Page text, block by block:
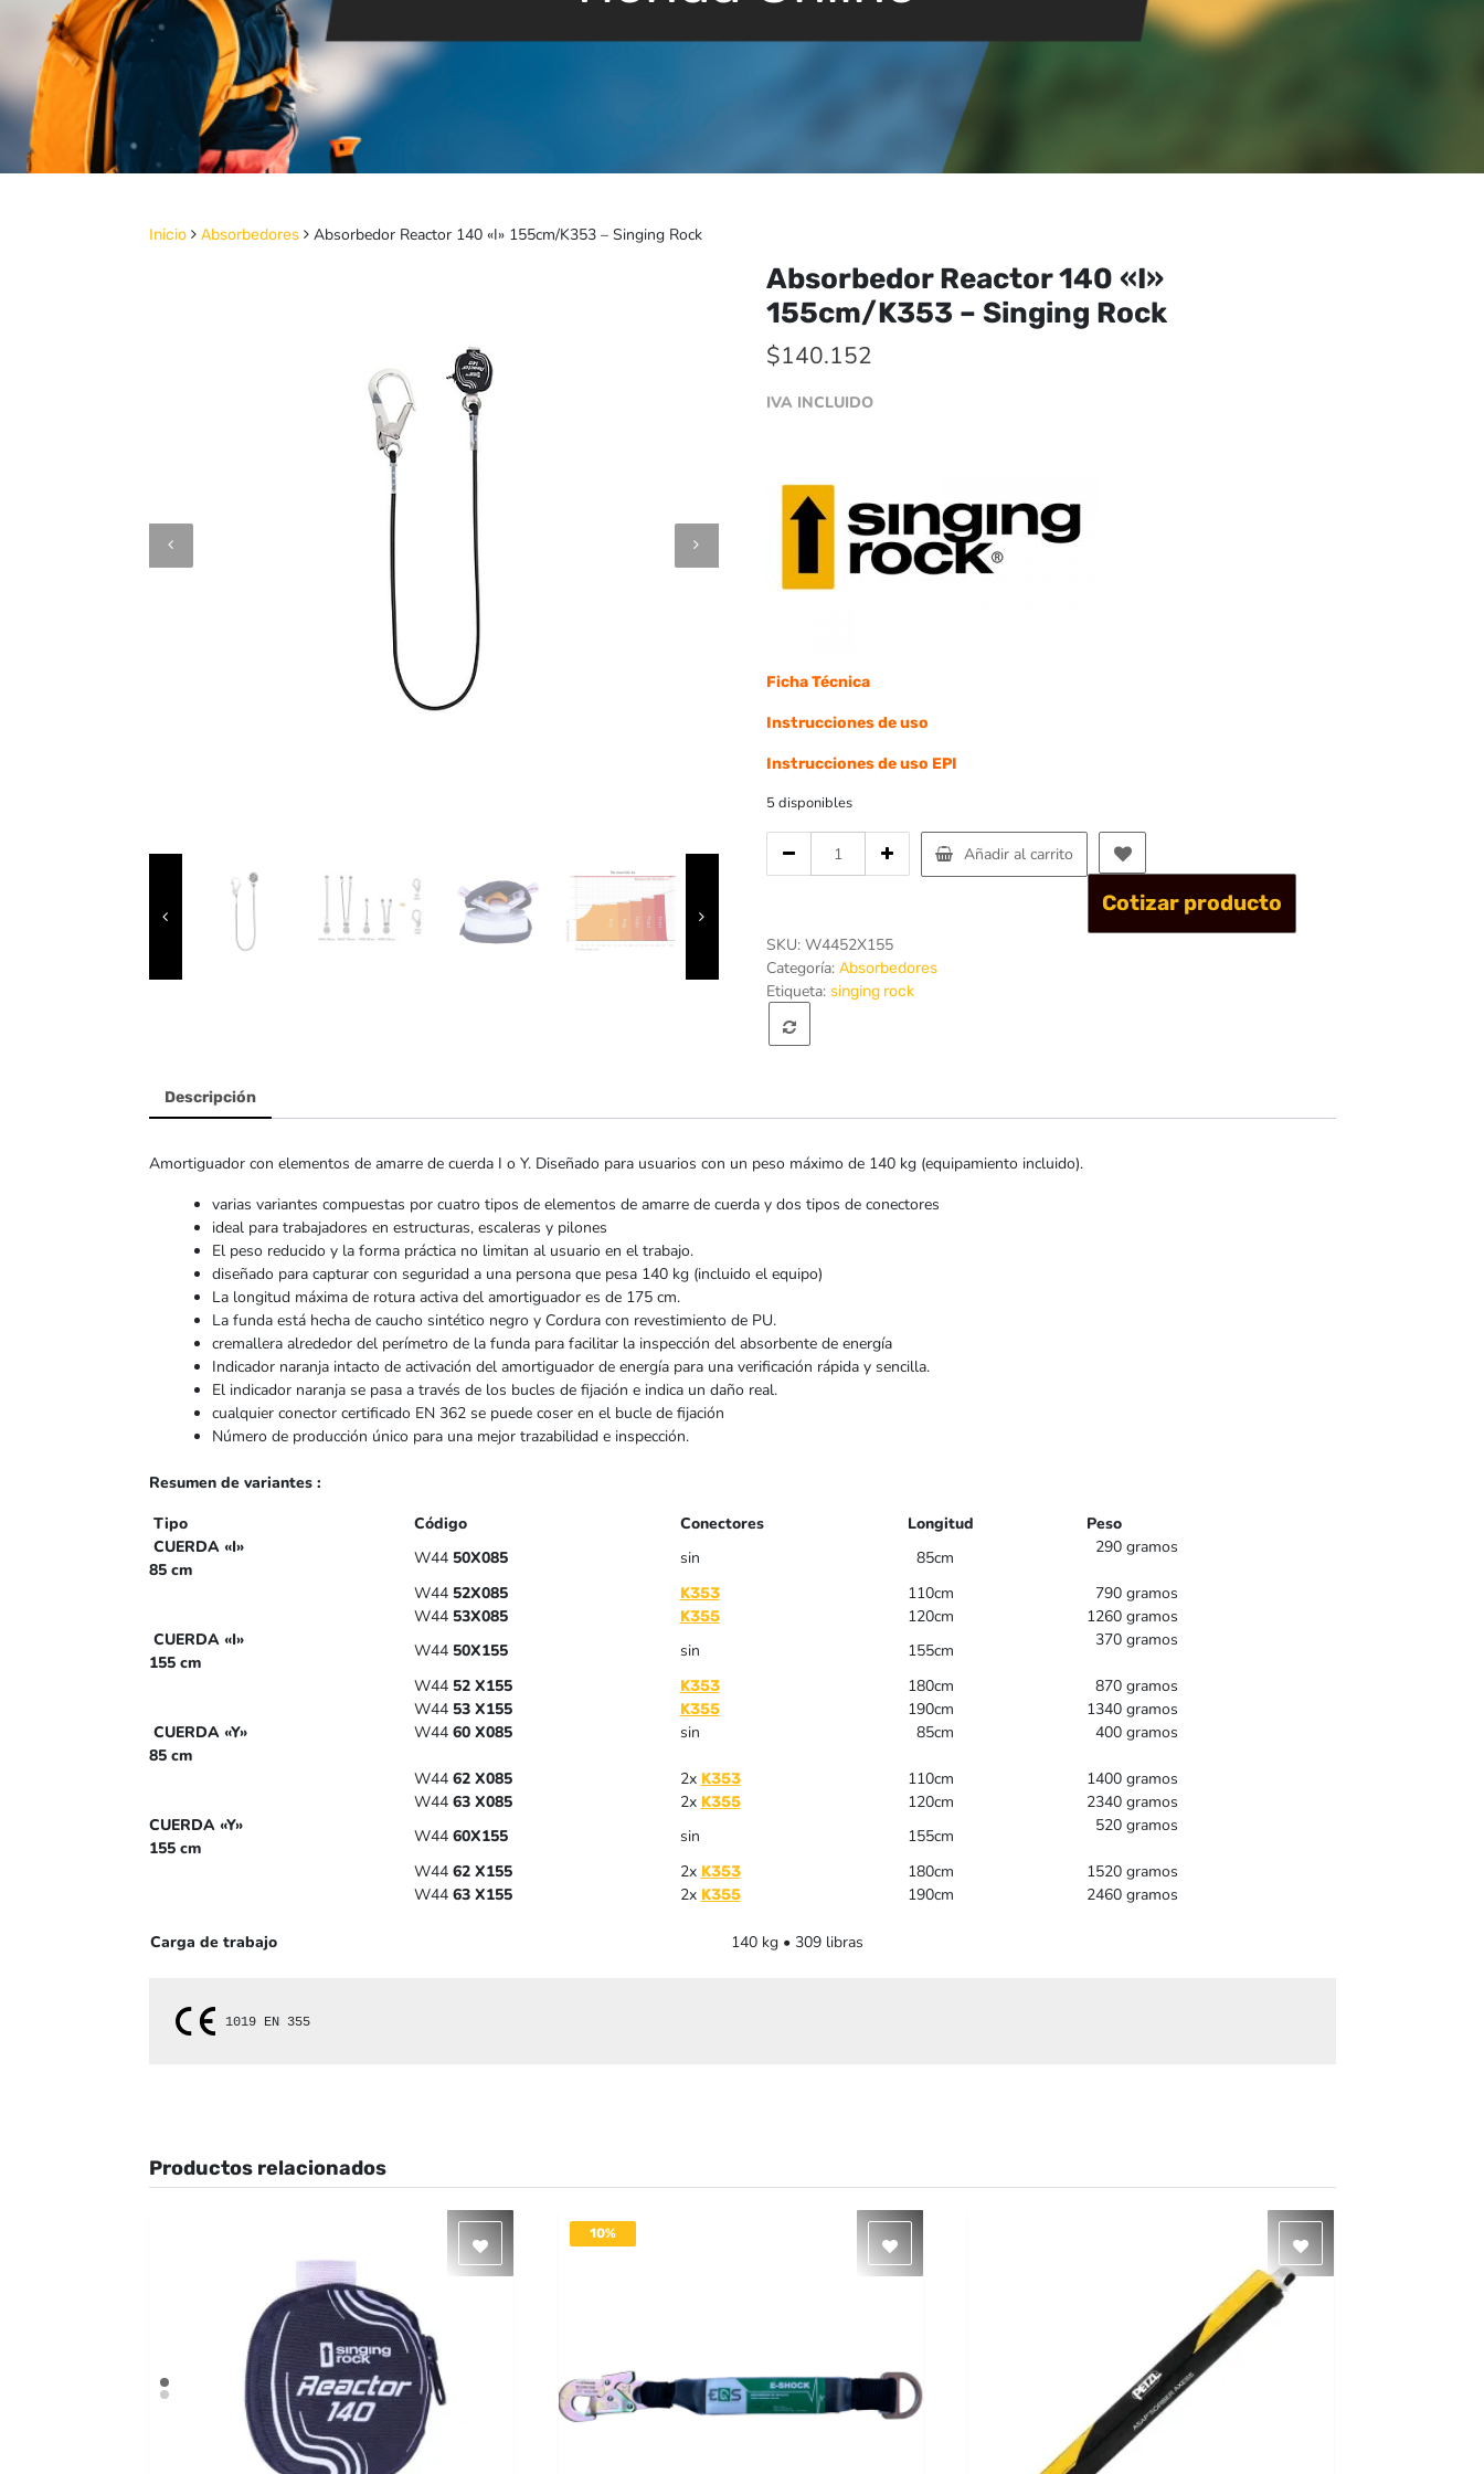
Inicio Absorbedores Absorbedor Reactor 140 «I» 155cm/K353 – Singing Rock
Absorbedor Reactor 140 «I»
155cm/K353 – Singing Rock
$140.152
IVA INCLUIDO
Ficha Técnica
Instrucciones de uso
Instrucciones de uso EPI
5 disponibles
140
"I"
155cm/K353
-
Rock
Añadir al carrito
Cotizar producto
SKU: W4452X155
Categoría: Absorbedores
Etiqueta: singing rock
Descripción
Amortiguador con elementos de amarre de cuerda I o Y. Diseñado para usuarios con un peso máximo de 140 kg (equipamiento incluido).
varias variantes compuestas por cuatro tipos de elementos de amarre de cuerda y dos tipos de conectores
ideal para trabajadores en estructuras, escaleras y pilones
El peso reducido y la forma práctica no limitan al usuario en el trabajo.
diseñado para capturar con seguridad a una persona que pesa 140 kg (incluido el equipo)
La longitud máxima de rotura activa del amortiguador es de 175 cm.
La funda está hecha de caucho sintético negro y Cordura con revestimiento de PU.
cremallera alrededor del perímetro de la funda para facilitar la inspección del absorbente de energía
Indicador naranja intacto de activación del amortiguador de energía para una verificación rápida y sencilla.
El indicador naranja se pasa a través de los bucles de fijación e indica un daño real.
cualquier conector certificado EN 362 se puede coser en el bucle de fijación
Número de producción único para una mejor trazabilidad e inspección.
Resumen de variantes :
Tipo
Código Conectores Longitud
Peso
CUERDA «I»
85 cm
W44 50X085 sin 85cm
290 gramos
W44 52X085 K353 110cm
790 gramos
W44 53X085 K355 120cm
1260 gramos
CUERDA «I»
155 cm
W44 50X155 sin 155cm
370 gramos
W44 52 X155 K353 180cm
870 gramos
W44 53 X155 K355 190cm
1340 gramos
CUERDA «Y»
85 cm
W44 60 X085 sin 85cm 400 gramos
W44 62 X085 2x K353 110cm
1400 gramos
W44 63 X085 2x K355 120cm
2340 gramos
CUERDA «Y»
155 cm
W44 60X155 sin 155cm
520 gramos
W44 62 X155 2x K353 180cm
1520 gramos
W44 63 X155 2x K355 190cm 2460 gramos
Carga de trabajo 140 kg • 309 libras
1019 EN 355
Productos relacionados
10%